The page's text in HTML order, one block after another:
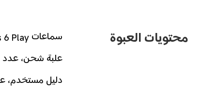
محتويات العبوة
سماعات Redmi Buds 6 Play، زوج 1
علبة شحن، عدد 1
دليل مستخدم،